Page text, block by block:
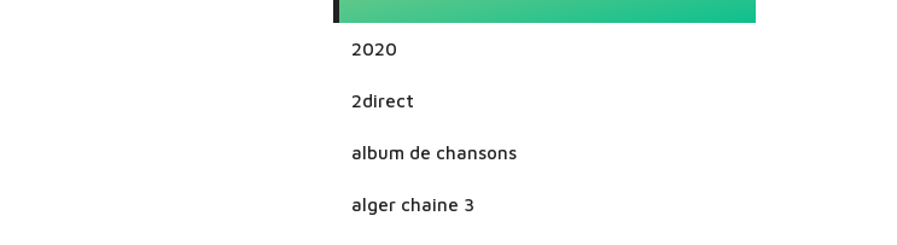
2020
2direct
album de chansons
alger chaine 3